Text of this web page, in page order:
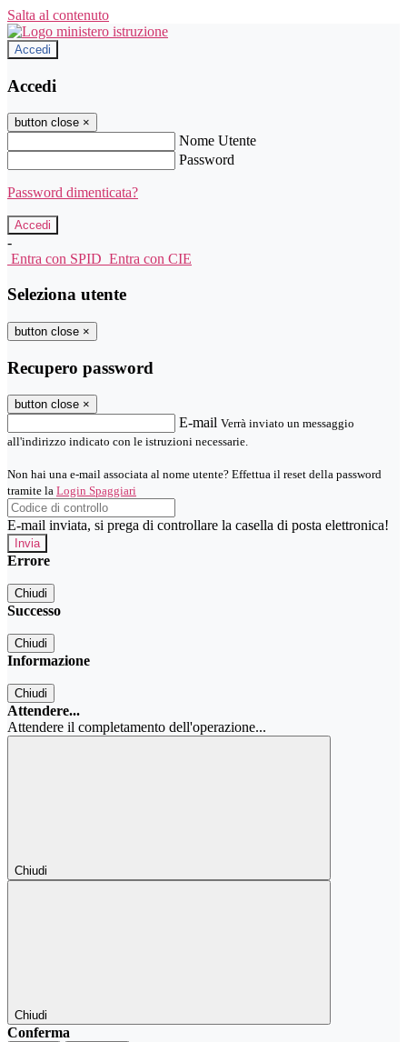
Salta al contenuto
Accedi
Accedi
button close ×
Nome Utente
Password
Password dimenticata?
-
Entra con SPID Entra con CIE
Seleziona utente
button close ×
Recupero password
button close ×
E-mail Verrà inviato un messaggio
all'indirizzo indicato con le istruzioni necessarie.
Non hai una e-mail associata al nome utente? Effettua il reset della password
tramite la Login Spaggiari
E-mail inviata, si prega di controllare la casella di posta elettronica!
Errore
Chiudi
Successo
Chiudi
Informazione
Chiudi
Attendere...
Attendere il completamento dell'operazione...
Chiudi
Chiudi
Conferma